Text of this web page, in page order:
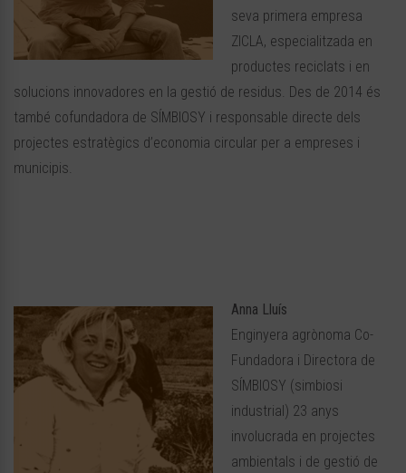
seva primera empresa
ZICLA, especialitzada en
productes reciclats i en
solucions innovadores en la gestió de residus. Des de 2014 és
també cofundadora de SÍMBIOSY i responsable directe dels
projectes estratègics d’economia circular per a empreses i
municipis.
Anna Lluís
Enginyera agrònoma Co-
Fundadora i Directora de
SÍMBIOSY (simbiosi
industrial) 23 anys
involucrada en projectes
ambientals i de gestió de